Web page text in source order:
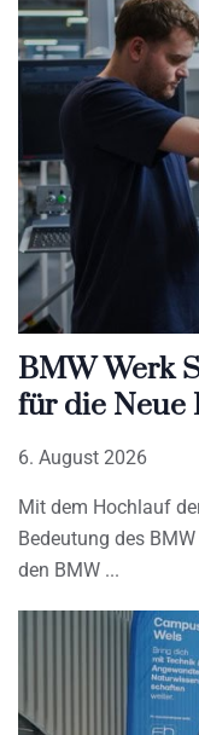
BMW Werk
für die Neue
6. August 2026
Mit dem Hochlauf
Bedeutung des
den BMW